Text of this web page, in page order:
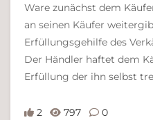
Ware zunächst dem
an seinen Käufer
Erfüllungsgehilfe des
Der Händler haftet dem
Erfüllung der ihn selbst
2 797 0